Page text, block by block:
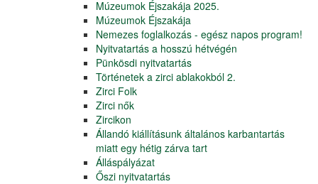
Múzeumok Éjszakája 2025.
Múzeumok Éjszakája
Nemezes foglalkozás - egész napos program!
Nyitvatartás a hosszú hétvégén
Pünkösdi nyitvatartás
Történetek a zirci ablakokból 2.
Zirci Folk
Zirci nők
Zircikon
Állandó kiállításunk általános karbantartás
miatt egy hétig zárva tart
Álláspályázat
Őszi nyitvatartás